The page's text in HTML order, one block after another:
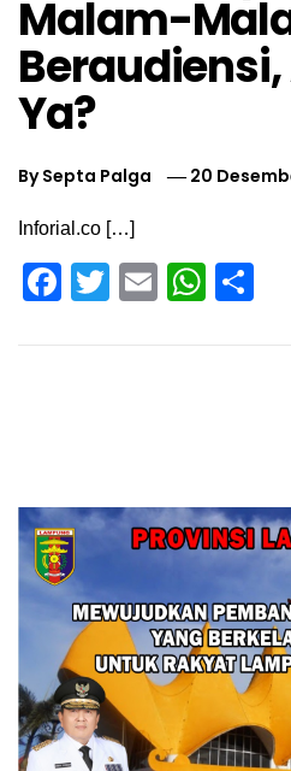
Malam-
Ya?
BySepta Palga 20
Inforial.co […]
Facebook
Twitter
Email